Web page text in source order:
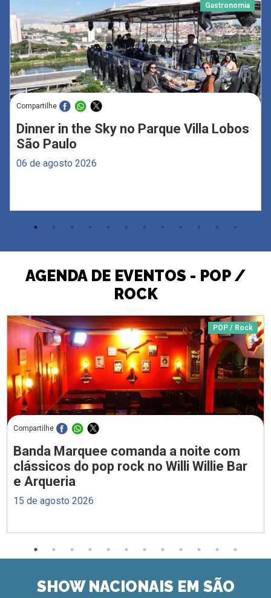
Gastronomia
Compartilhe
Dinner in the Sky no Parque Villa Lobos
São Paulo
06 de agosto 2026
AGENDA DE EVENTOS - POP /
ROCK
POP / Rock
Compartilhe
Banda Marquee comanda a noite com
clássicos do pop rock no Willi Willie Bar
e Arqueria
15 de agosto 2026
SHOW NACIONAIS EM SÃO